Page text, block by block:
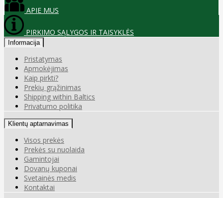
APIE MUS
PIRKIMO SĄLYGOS IR TAISYKLĖS
Informacija
Pristatymas
Apmokėjimas
Kaip pirkti?
Prekių grąžinimas
Shipping within Baltics
Privatumo politika
Klientų aptarnavimas
Visos prekės
Prekės su nuolaida
Gamintojai
Dovanų kuponai
Svetainės medis
Kontaktai